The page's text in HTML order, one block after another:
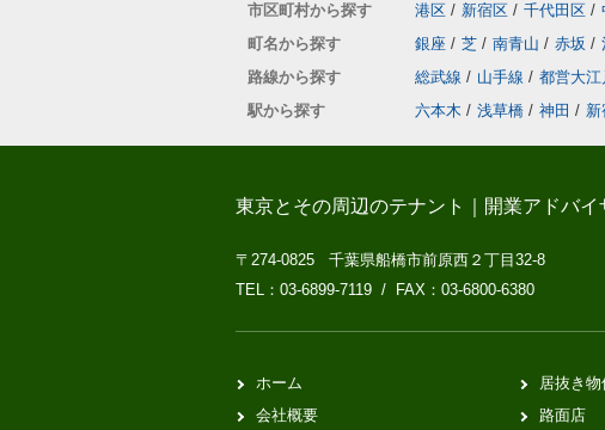
市区町村から探す 港区 / 新宿区 / 千代田区 /
町名から探す
銀座 / 芝 / 南青山 / 赤坂 /
路線から探す
総武線 / 山手線 / 都営大江
駅から探す
六本木 / 浅草橋 / 神田 / 新
東京とその周辺のテナント｜開業アドバ
〒274-0825 千葉県船橋市前原西２丁目32-8
TEL：03-6899-7119 / FAX：03-6800-6380
ホーム
会社概要
居抜き物
路面店